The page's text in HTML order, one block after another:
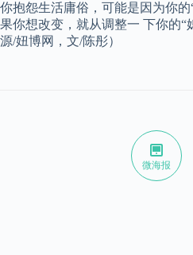
你抱怨生活庸俗，可能是因为你
果你想改变，就从调整一 下你的“
源/妞博网，文/陈彤）
微海报